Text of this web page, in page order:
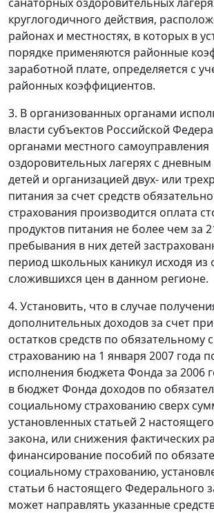
круглогодичного действия,
районах и местностях, в которых в
порядке применяются районные
заработной плате, определяется с
районных коэффициентов.
3. В организованных органами
власти субъектов Российской
органами местного самоуправления
оздоровительных лагерях с
детей и организацией двух- или
питания за счет средств
страхования производится оплата
продуктов питания не более чем за
пребывания в них детей
период школьных каникул исходя из
сложившихся цен в данном регионе.
4. Установить, что в случае
дополнительных доходов за счет
остатков средств по обязательному
страхованию на 1 января 2007 года
исполнения бюджета Фонда за 2006
в бюджет Фонда доходов по
социальному страхованию сверх
установленных статьей 2
закона, или снижения фактических
финансирование пособий по
социальному страхованию,
статьи 6 настоящего Федерального
может направлять указанные